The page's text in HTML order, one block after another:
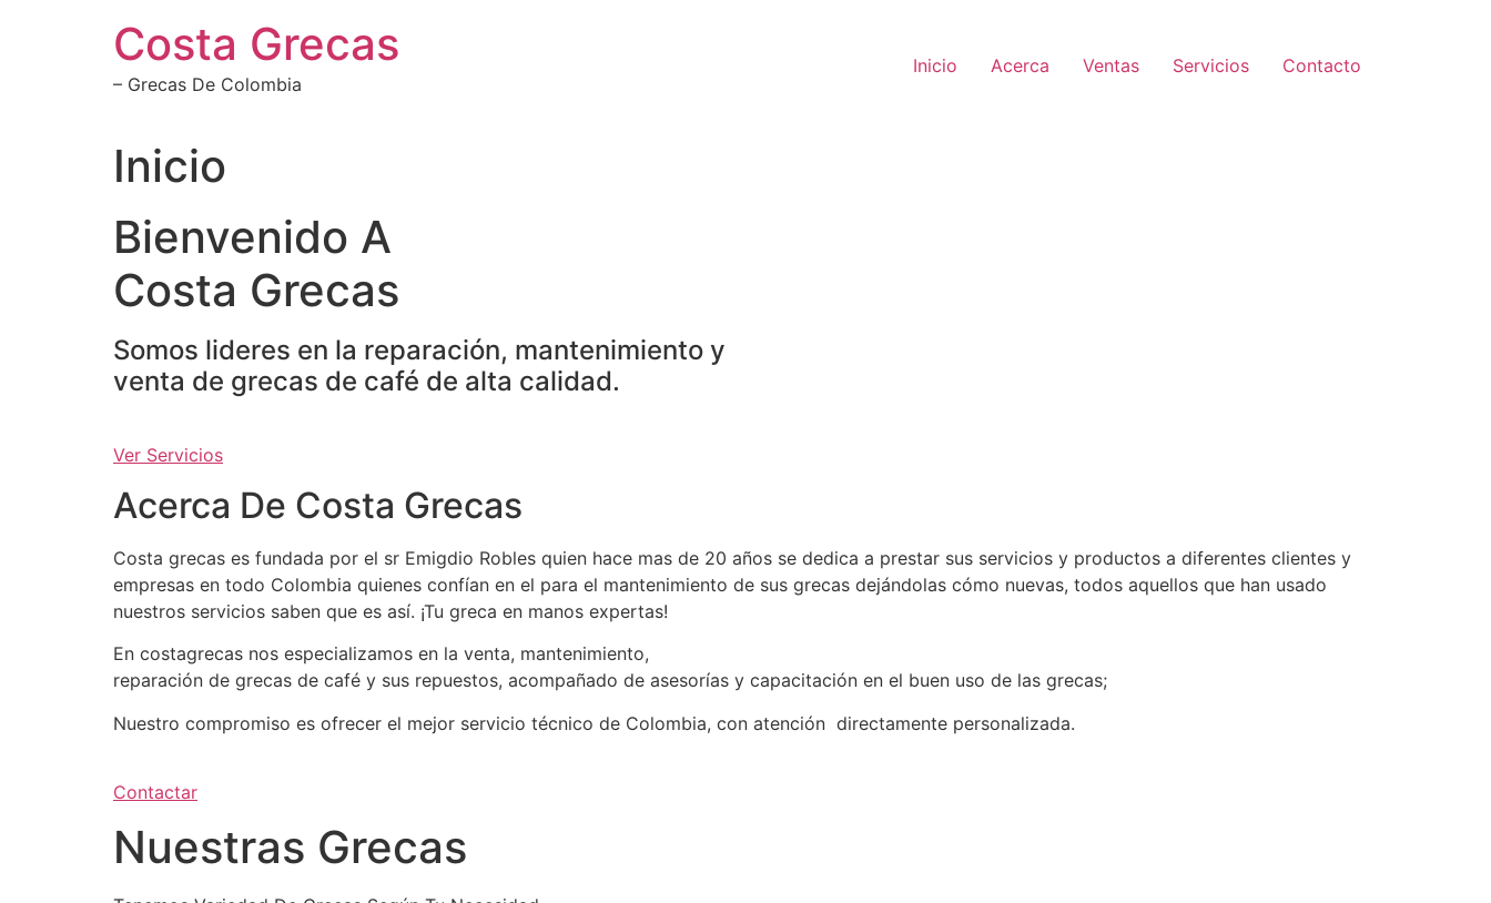
Costa Grecas
– Grecas De Colombia
Inicio Acerca Ventas Servicios Contacto
Inicio
Bienvenido A
Costa Grecas
Somos lideres en la reparación, mantenimiento y
venta de grecas de café de alta calidad.
Ver Servicios
Acerca De Costa Grecas
Costa grecas es fundada por el sr Emigdio Robles quien hace mas de 20 años se dedica a prestar sus servicios y productos a diferentes clientes y
empresas en todo Colombia quienes confían en el para el mantenimiento de sus grecas dejándolas cómo nuevas, todos aquellos que han usado
nuestros servicios saben que es así. ¡Tu greca en manos expertas!
En costagrecas nos especializamos en la venta, mantenimiento,
reparación de grecas de café y sus repuestos, acompañado de asesorías y capacitación en el buen uso de las grecas;
Nuestro compromiso es ofrecer el mejor servicio técnico de Colombia, con atención directamente personalizada.
Contactar
Nuestras Grecas